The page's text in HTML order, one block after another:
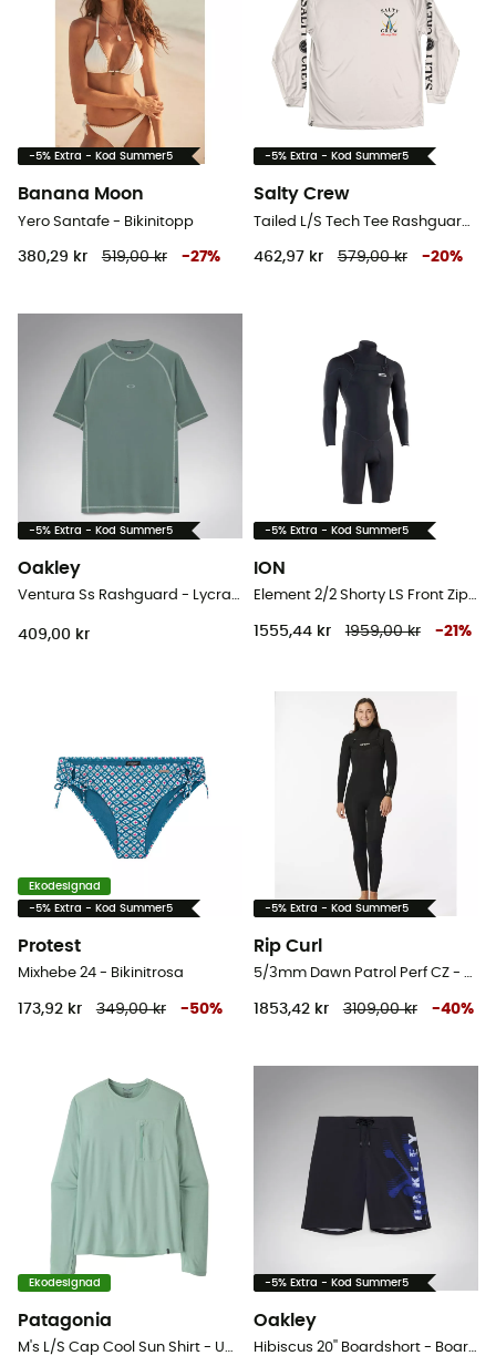
-5% Extra - Kod Summer5
Banana Moon
Yero Santafe - Bikinitopp
380,29 kr 519,00 kr -27%
-5% Extra - Kod Summer5
Salty Crew
462,97 kr 579,00 kr -20%
-5% Extra - Kod Summer5
Oakley
Ventura Ss Rashguard - Lycras - Herr
409,00 kr
-5% Extra - Kod Summer5
ION
Element 2/2 Shorty LS Front Zip - Våtdräkt för surfing - Herr
1555,44 kr 1959,00 kr -21 %
Ekodesignad
-5% Extra - Kod Summer5
Protest
Mixhebe 24 - Bikinitrosa
173,92 kr 349,00 kr -50%
-5% Extra - Kod Summer5
Rip Curl
5/3mm Dawn Patrol Perf CZ - Våtdräkt för surfing - Dam
1853,42 kr 3109,00 kr -40%
Ekodesignad
Patagonia
M's L/S Cap Cool Sun Shirt - UV Shirts - Herr
-5% Extra - Kod Summer5
Oakley
Hibiscus 20'' Boardshort - Boardshorts - Herr